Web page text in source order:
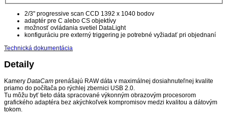
2/3" progressive scan CCD 1392 x 1040 bodov
adaptér pre C alebo CS objektívy
možnosť ovládania svetiel DataLight
konfiguráciu pre externý triggering je potrebné vyžiadať pri objednaní
Technická dokumentácia
Detaily
Kamery DataCam prenášajú RAW dáta v maximálnej dosiahnuteľnej kvalite
priamo do počítača po rýchlej zbernici USB 2.0.
Tu môžu byť tieto dáta spracované výkonným obrazovým procesorom
grafického adaptéra bez akýchkoľvek kompromisov medzi kvalitou a dátovým
tokom.